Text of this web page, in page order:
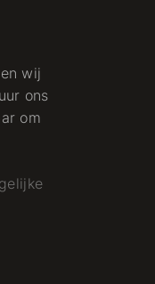
wij
ons
om